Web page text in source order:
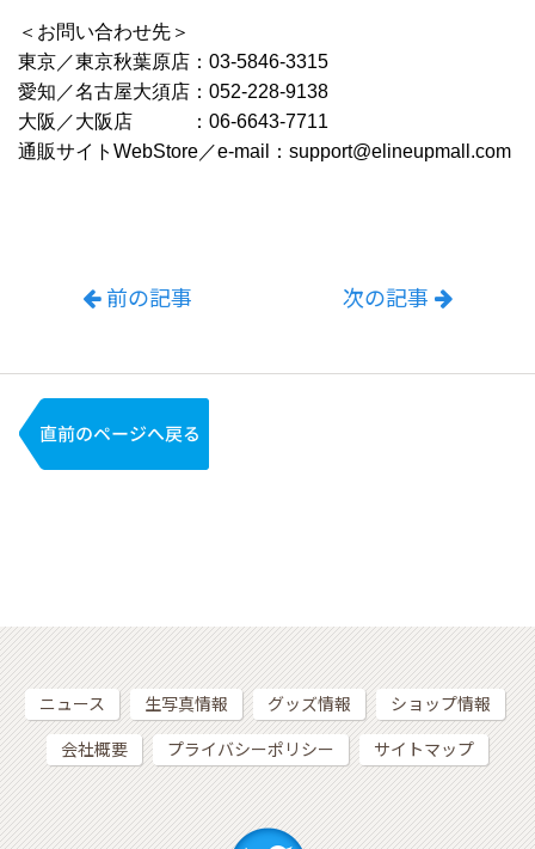
＜お問い合わせ先＞
東京／東京秋葉原店：03-5846-3315
愛知／名古屋大須店：052-228-9138
大阪／大阪店 ：06-6643-7711
通販サイトWebStore／e-mail：support@elineupmall.com
前の記事 次の記事
ニュース 生写真情報 グッズ情報 ショップ情報
会社概要 プライバシーポリシー サイトマップ